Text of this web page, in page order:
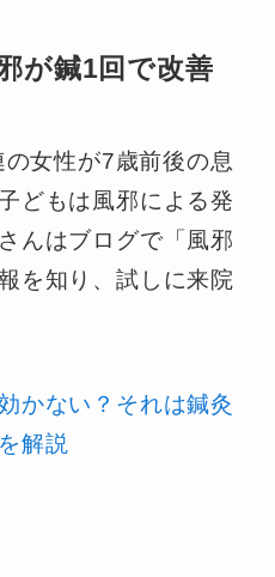
が鍼1回で改善
女性が7歳前後の息
どもは風邪による発
んはブログで「風邪
を知り、試しに来院
かない？それは鍼灸
解説